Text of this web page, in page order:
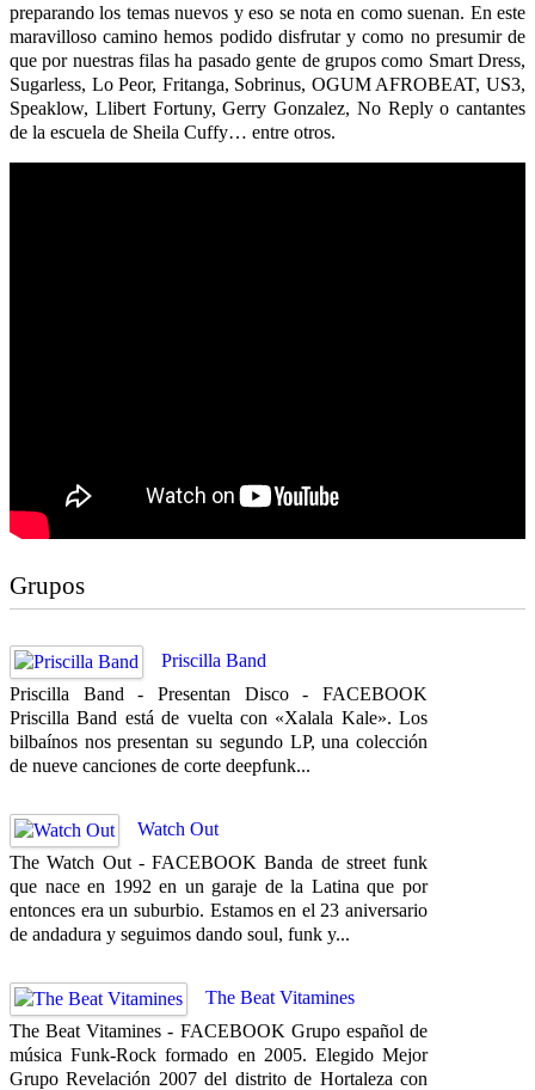
preparando los temas nuevos y eso se nota en como suenan. En este
maravilloso camino hemos podido disfrutar y como no presumir de
que por nuestras filas ha pasado gente de grupos como Smart Dress,
Sugarless, Lo Peor, Fritanga, Sobrinus, OGUM AFROBEAT, US3,
Speaklow, Llibert Fortuny, Gerry Gonzalez, No Reply o cantantes
de la escuela de Sheila Cuffy… entre otros.
Grupos
Priscilla Band
Priscilla Band - Presentan Disco - FACEBOOK
Priscilla Band está de vuelta con «Xalala Kale». Los
bilbaínos nos presentan su segundo LP, una colección
de nueve canciones de corte deepfunk...
Watch Out
The Watch Out - FACEBOOK Banda de street funk
que nace en 1992 en un garaje de la Latina que por
entonces era un suburbio. Estamos en el 23 aniversario
de andadura y seguimos dando soul, funk y...
The Beat Vitamines
The Beat Vitamines - FACEBOOK Grupo español de
música Funk-Rock formado en 2005. Elegido Mejor
Grupo Revelación 2007 del distrito de Hortaleza con